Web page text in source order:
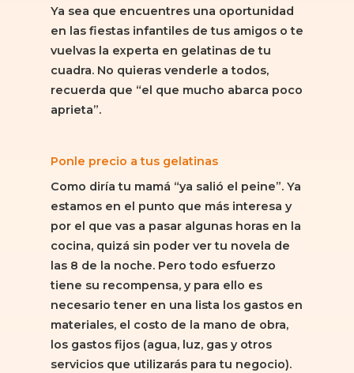
Ya sea que encuentres una oportunidad
en las fiestas infantiles de tus amigos o te
vuelvas la experta en gelatinas de tu
cuadra. No quieras venderle a todos,
recuerda que “el que mucho abarca poco
aprieta”.
Ponle precio a tus gelatinas
Como diría tu mamá “ya salió el peine”. Ya
estamos en el punto que más interesa y
por el que vas a pasar algunas horas en la
cocina, quizá sin poder ver tu novela de
las 8 de la noche. Pero todo esfuerzo
tiene su recompensa, y para ello es
necesario tener en una lista los gastos en
materiales, el costo de la mano de obra,
los gastos fijos (agua, luz, gas y otros
servicios que utilizarás para tu negocio).